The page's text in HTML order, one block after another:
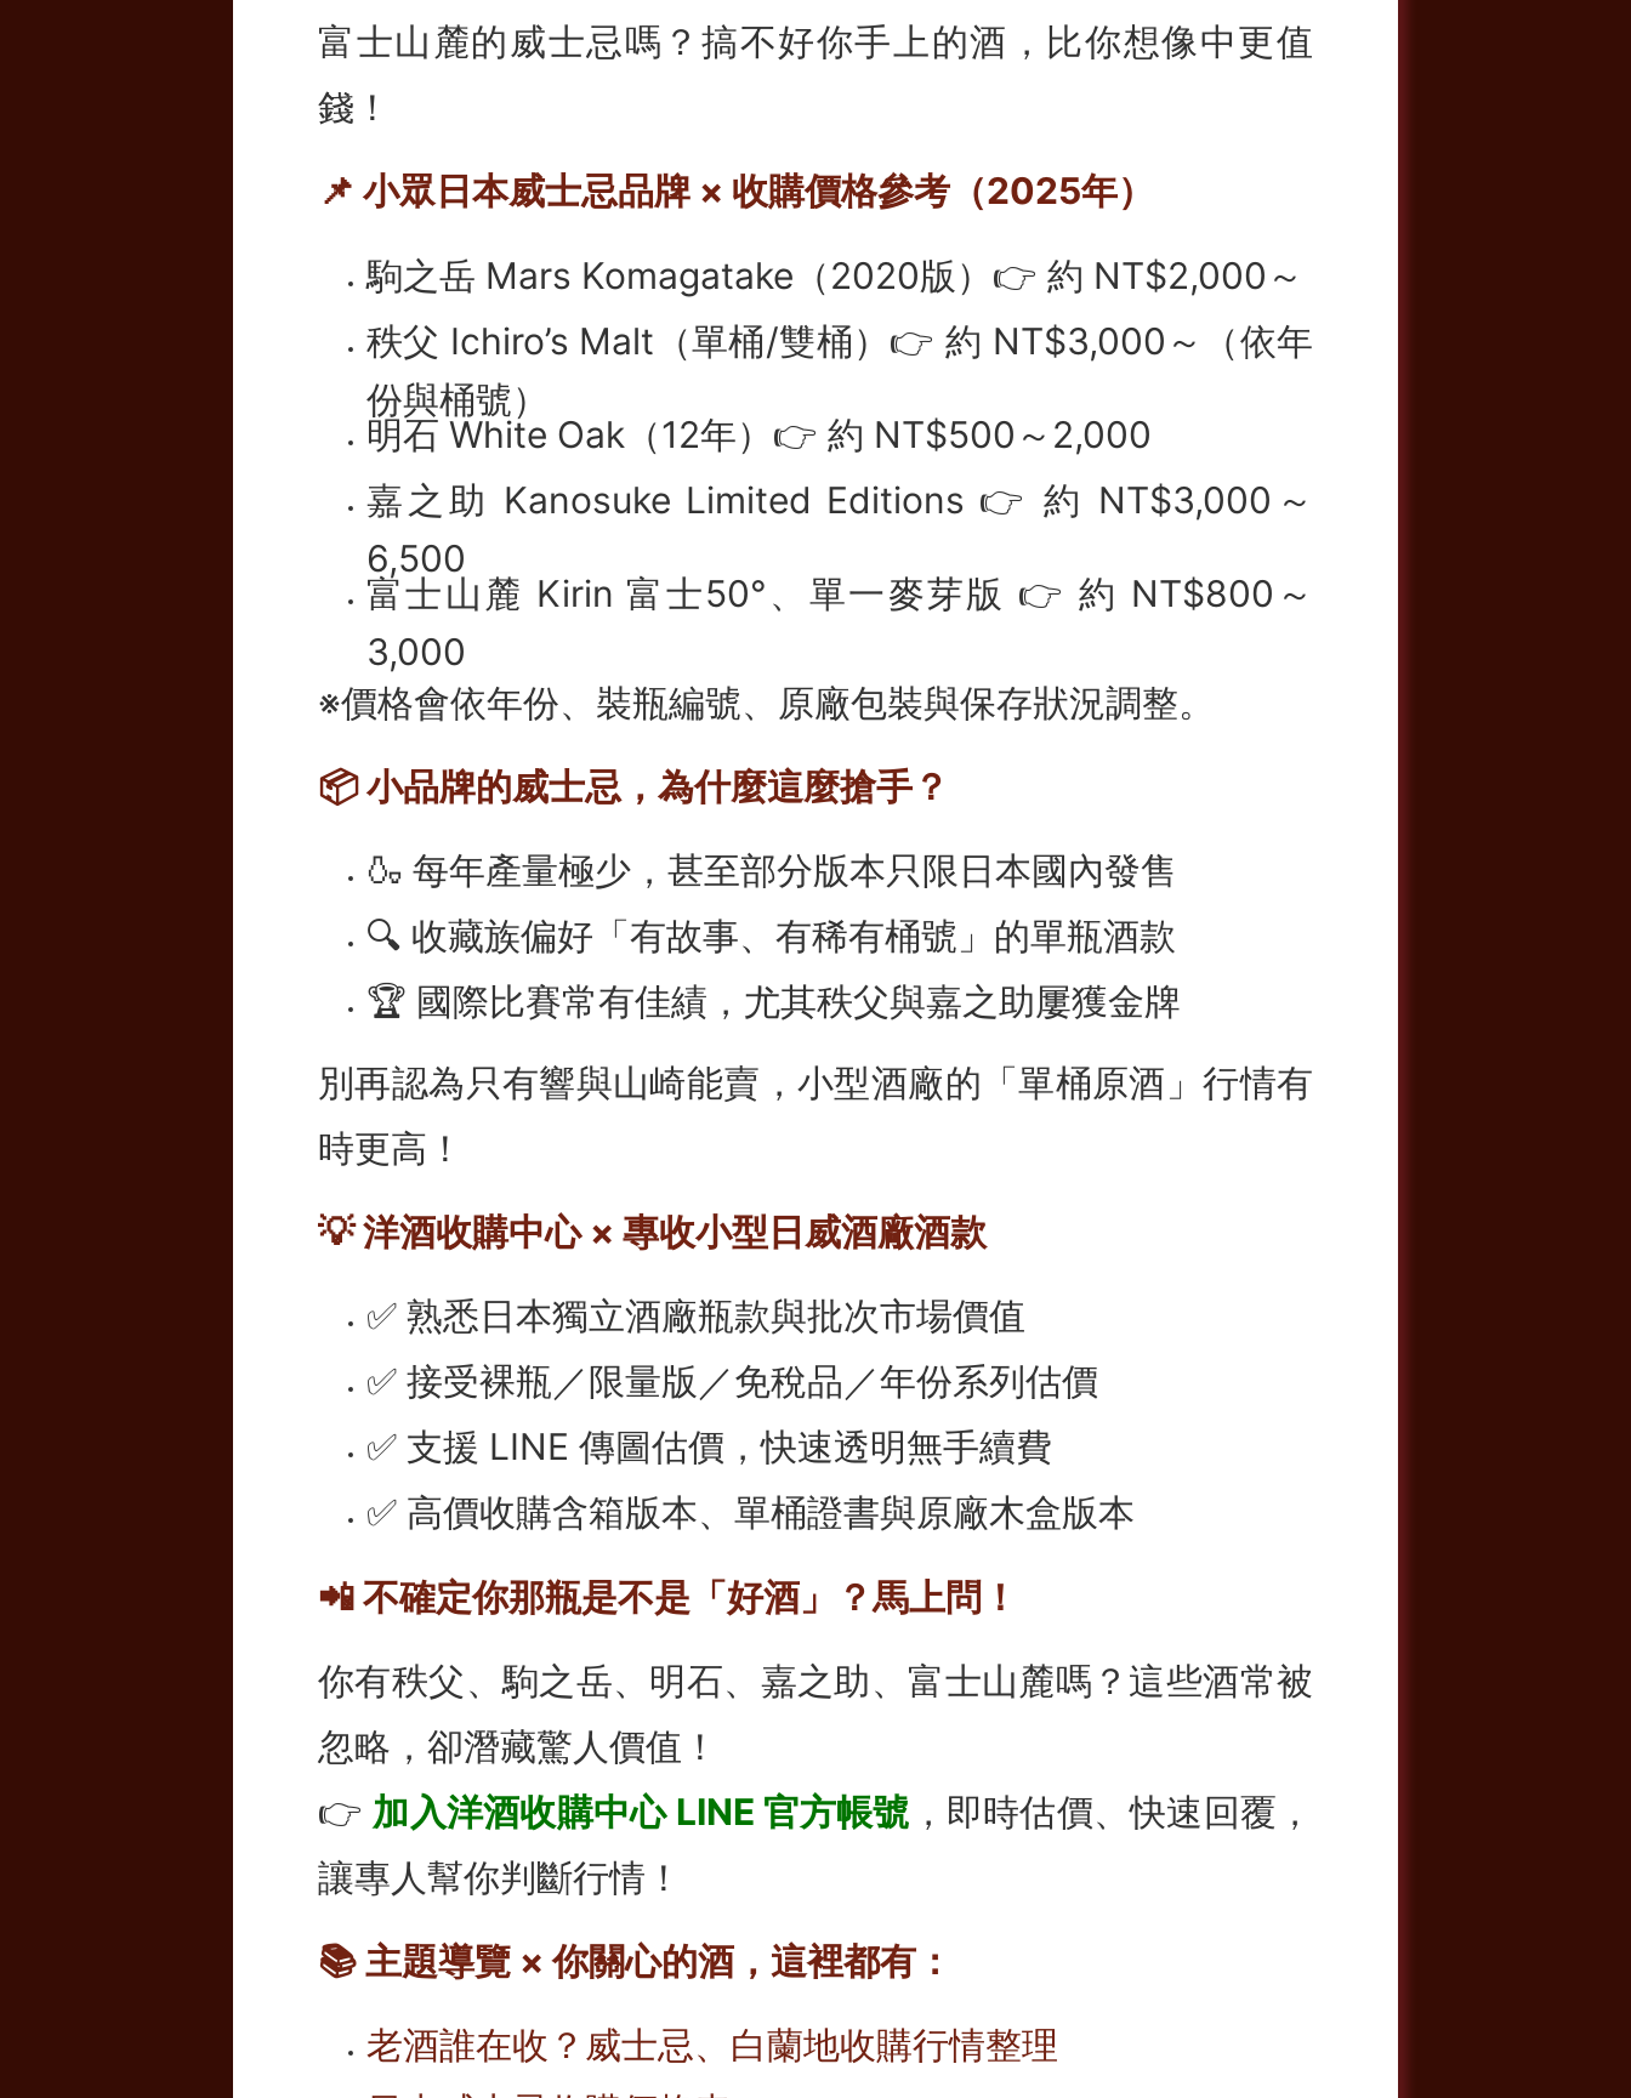
富士山麓的威士忌嗎？搞不好你手上的酒，比你想像中更值
錢！
📌 小眾日本威士忌品牌 × 收購價格參考（2025年）
駒之岳 Mars Komagatake（2020版）👉 約 NT$2,000～
秩父 Ichiro’s Malt（單桶/雙桶）👉 約 NT$3,000～（依年
份與桶號）
明石 White Oak（12年）👉 約 NT$500～2,000
嘉之助 Kanosuke Limited Editions 👉 約 NT$3,000～
6,500
富士山麓 Kirin 富士50°、單一麥芽版 👉 約 NT$800～
3,000
※價格會依年份、裝瓶編號、原廠包裝與保存狀況調整。
📦 小品牌的威士忌，為什麼這麼搶手？
🍶 每年產量極少，甚至部分版本只限日本國內發售
🔍 收藏族偏好「有故事、有稀有桶號」的單瓶酒款
🏆 國際比賽常有佳績，尤其秩父與嘉之助屢獲金牌
別再認為只有響與山崎能賣，小型酒廠的「單桶原酒」行情有
時更高！
💡 洋酒收購中心 × 專收小型日威酒廠酒款
✅ 熟悉日本獨立酒廠瓶款與批次市場價值
✅ 接受裸瓶／限量版／免稅品／年份系列估價
✅ 支援 LINE 傳圖估價，快速透明無手續費
✅ 高價收購含箱版本、單桶證書與原廠木盒版本
📲 不確定你那瓶是不是「好酒」？馬上問！
你有秩父、駒之岳、明石、嘉之助、富士山麓嗎？這些酒常被
忽略，卻潛藏驚人價值！
👉 加入洋酒收購中心 LINE 官方帳號 ，即時估價、快速回覆，
讓專人幫你判斷行情！
📚 主題導覽 × 你關心的酒，這裡都有：
老酒誰在收？威士忌、白蘭地收購行情整理